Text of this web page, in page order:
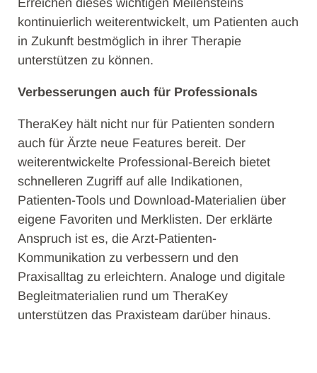
Erreichen dieses wichtigen Meilensteins
kontinuierlich weiterentwickelt, um Patienten auch
in Zukunft bestmöglich in ihrer Therapie
unterstützen zu können.
Verbesserungen auch für Professionals
TheraKey hält nicht nur für Patienten sondern
auch für Ärzte neue Features bereit. Der
weiterentwickelte Professional-Bereich bietet
schnelleren Zugriff auf alle Indikationen,
Patienten-Tools und Download-Materialien über
eigene Favoriten und Merklisten. Der erklärte
Anspruch ist es, die Arzt-Patienten-
Kommunikation zu verbessern und den
Praxisalltag zu erleichtern. Analoge und digitale
Begleitmaterialien rund um TheraKey
unterstützen das Praxisteam darüber hinaus.